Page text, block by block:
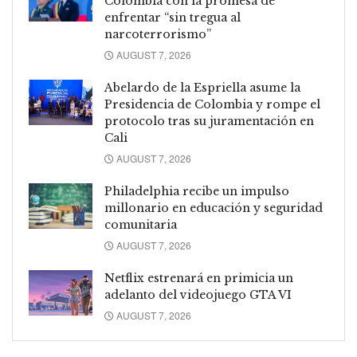
enfrentar “sin tregua al
narcoterrorismo”
AUGUST 7, 2026
Abelardo de la Espriella asume la
Presidencia de Colombia y rompe el
protocolo tras su juramentación en
Cali
AUGUST 7, 2026
Philadelphia recibe un impulso
millonario en educación y seguridad
comunitaria
AUGUST 7, 2026
Netflix estrenará en primicia un
adelanto del videojuego GTA VI
AUGUST 7, 2026